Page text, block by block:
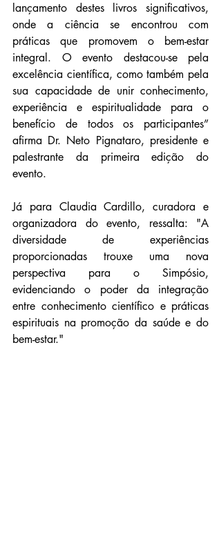
lançamento destes livros significativos,
onde a ciência se encontrou com
práticas que promovem o bem-estar
integral. O evento destacou-se pela
excelência científica, como também pela
sua capacidade de unir conhecimento,
experiência e espiritualidade para o
benefício de todos os participantes”
afirma Dr. Neto Pignataro, presidente e
palestrante da primeira edição do
evento.
Já para Claudia Cardillo, curadora e
organizadora do evento, ressalta: "A
diversidade de experiências
proporcionadas trouxe uma nova
perspectiva para o Simpósio,
evidenciando o poder da integração
entre conhecimento científico e práticas
espirituais na promoção da saúde e do
bem-estar."